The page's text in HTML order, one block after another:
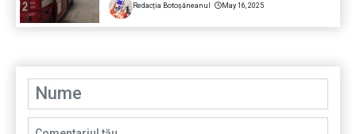
Redacția Botoșăneanul May 16, 2025